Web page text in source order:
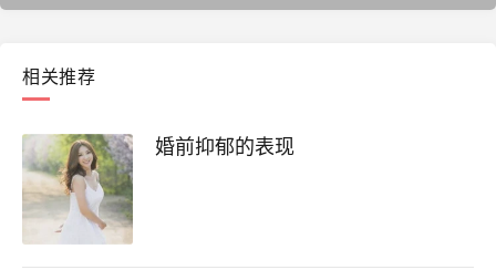
相关推荐
婚前抑郁的表现